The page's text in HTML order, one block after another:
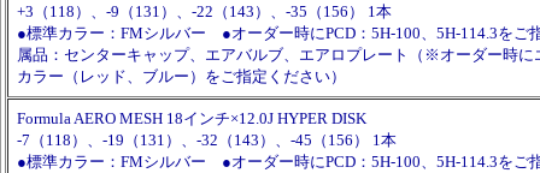
+3（118）、-9（131）、-22（143）、-35（156） 1本
●標準カラー：FMシルバー ●オーダー時にPCD：5H-100、5H-114.3を
属品：センターキャップ、エアバルブ、エアロプレート（※オーダー時に
カラー（レッド、ブルー）をご指定ください）
Formula AERO MESH 18インチ×12.0J HYPER DISK
-7（118）、-19（131）、-32（143）、-45（156） 1本
●標準カラー：FMシルバー ●オーダー時にPCD：5H-100、5H-114.3を